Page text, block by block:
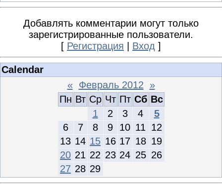
Добавлять комментарии могут только
зарегистрированные пользователи.
[ Регистрация Вход ]
Calendar
«
Февраль 2012
»
Пн Вт Ср Чт Пт Сб Вс
1
2 3 4
5
6
7 8 9 10 11 12
13 14 15 16 17 18 19
20 21 22 23 24 25 26
27 28 29